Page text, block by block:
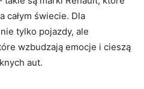
⁣całym ⁤świecie. Dla
tylko pojazdy, ale
wzbudzają emocje i cieszą
aut.